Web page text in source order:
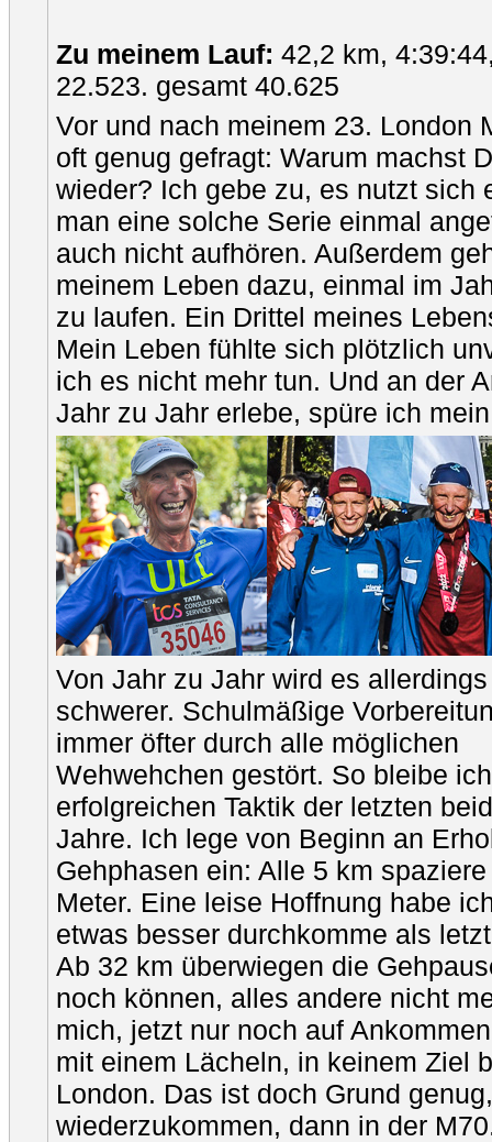
Zu meinem Lauf: 42,2 km,
22.523. gesamt 40.625
Vor und nach meinem 23. London
oft genug gefragt: Warum machst
wieder? Ich gebe zu, es nutzt sich
man eine solche Serie einmal
auch nicht aufhören. Außerdem
meinem Leben dazu, einmal im
zu laufen. Ein Drittel meines
Mein Leben fühlte sich plötzlich
ich es nicht mehr tun. Und an der
Jahr zu Jahr erlebe, spüre ich
Von Jahr zu Jahr wird es
schwerer. Schulmäßige
immer öfter durch alle möglichen
Wehwehchen gestört. So bleibe
erfolgreichen Taktik der letzten
Jahre. Ich lege von Beginn an
Gehphasen ein: Alle 5 km
Meter. Eine leise Hoffnung habe
etwas besser durchkomme als
Ab 32 km überwiegen die
noch können, alles andere nicht
mich, jetzt nur noch auf
mit einem Lächeln, in keinem Ziel
London. Das ist doch Grund
wiederzukommen, dann in der